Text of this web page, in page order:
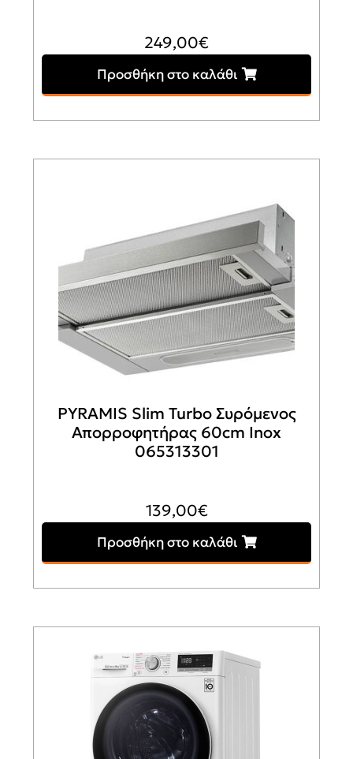
249,00€
Προσθήκη στο καλάθι
PYRAMIS Slim Turbo Συρόμενος
Απορροφητήρας 60cm Inox
065313301
139,00€
Προσθήκη στο καλάθι